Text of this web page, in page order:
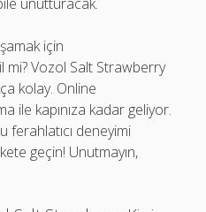
için
mi? Vozol Salt Strawberry
kolay. Online
ile kapınıza kadar geliyor.
ferahlatıcı deneyimi
geçin! Unutmayın,